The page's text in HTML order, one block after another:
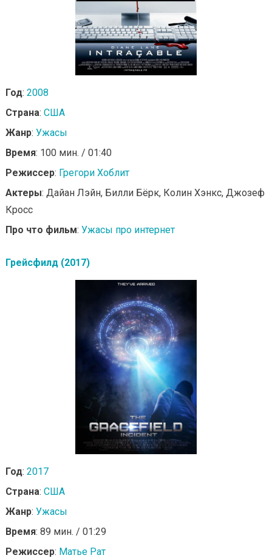
Год: 2008
Страна: США
Жанр: Ужасы
Время: 100 мин. / 01:40
Режиссер: Грегори Хоблит
Актеры: Дайан Лэйн, Билли Бёрк, Колин Хэнкс, Джозеф
Кросс
Про что фильм: Ужасы про интернет
Грейсфилд (2017)
Год: 2017
Страна: США
Жанр: Ужасы
Время: 89 мин. / 01:29
Режиссер: Матье Рат